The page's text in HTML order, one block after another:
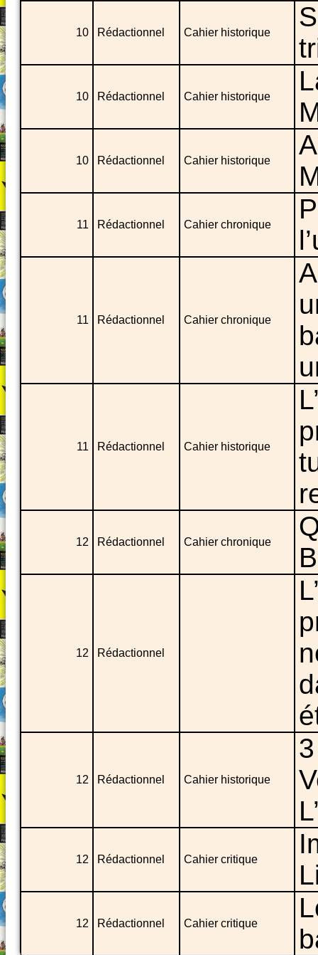
10 Rédactionnel Cahier historique
10 Rédactionnel Cahier historique
10 Rédactionnel Cahier historique
11 Rédactionnel Cahier chronique
11 Rédactionnel Cahier chronique
11 Rédactionnel Cahier historique
12 Rédactionnel Cahier chronique
12 Rédactionnel
12 Rédactionnel Cahier historique
12 Rédactionnel Cahier critique
12 Rédactionnel Cahier critique